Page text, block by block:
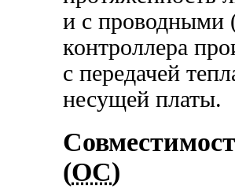
и с проводными
контроллера
с передачей
несущей платы.
(ОС)